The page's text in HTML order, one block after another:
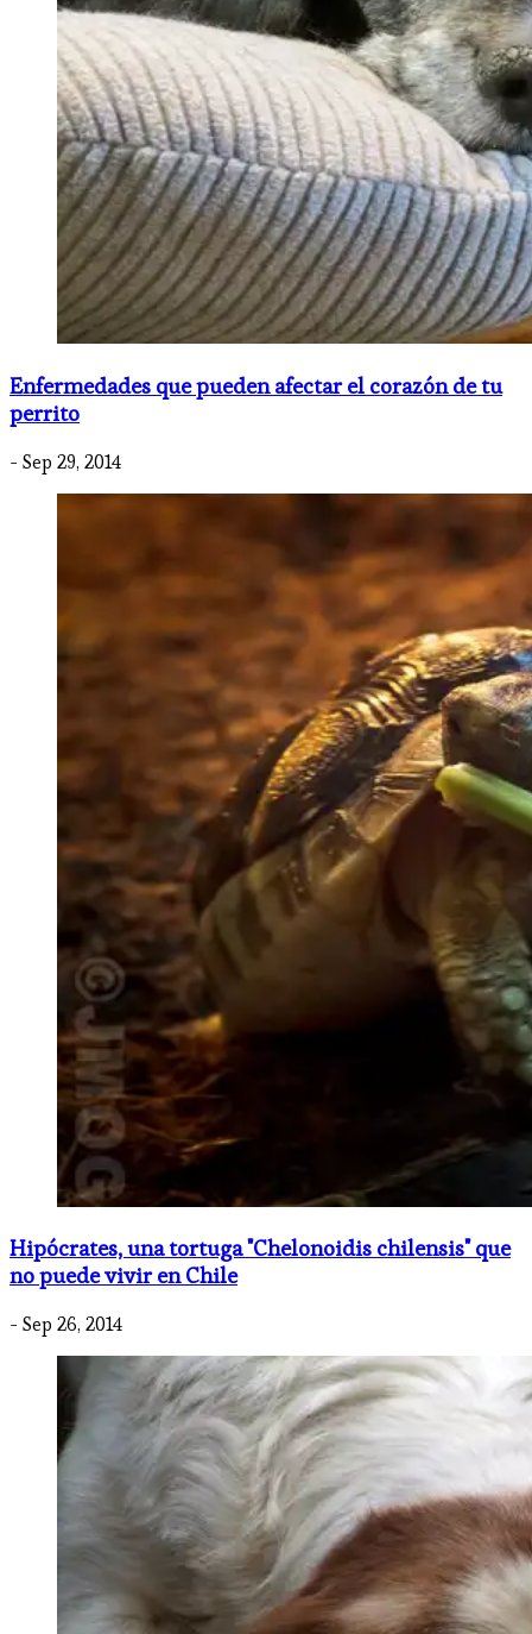
Enfermedades que pueden afectar el corazón de tu
perrito
- Sep 29, 2014
Hipócrates, una tortuga "Chelonoidis chilensis" que
no puede vivir en Chile
- Sep 26, 2014